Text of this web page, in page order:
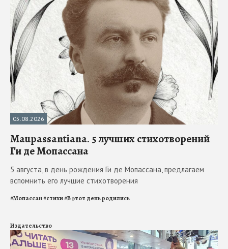
05.08.2026
Maupassantiana. 5 лучших стихотворений
Ги де Мопассана
5 августа, в день рождения Ги де Мопассана, предлагаем
вспомнить его лучшие стихотворения
#Мопассан#стихи#В этот день родились
Издательство